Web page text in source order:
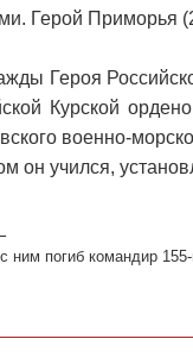
Герой Приморья
Героя
Курской
военно-
он учился,
ним погиб командир